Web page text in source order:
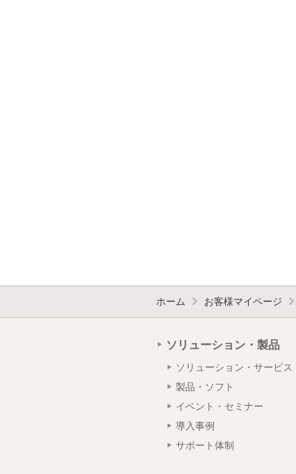
ホーム お客様マイページ
ソリューション・製品
ソリューション・サービス
製品・ソフト
イベント・セミナー
導入事例
サポート体制